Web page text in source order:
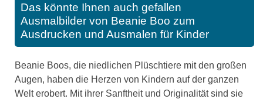
Das könnte Ihnen auch gefallen
Ausmalbilder von Beanie Boo zum
Ausdrucken und Ausmalen für Kinder
Beanie Boos, die niedlichen Plüschtiere mit den großen
Augen, haben die Herzen von Kindern auf der ganzen
Welt erobert. Mit ihrer Sanftheit und Originalität sind sie